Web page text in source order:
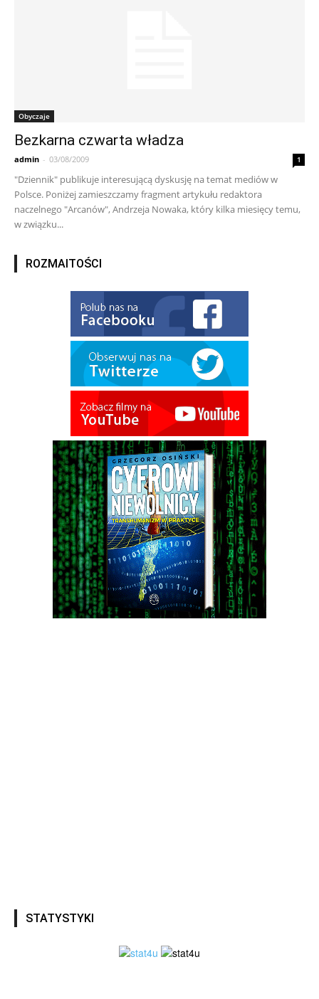
Obyczaje
Bezkarna czwarta władza
admin - 03/08/2009 1
"Dziennik" publikuje interesującą dyskusję na temat mediów w
Polsce. Poniżej zamieszczamy fragment artykułu redaktora
naczelnego "Arcanów", Andrzeja Nowaka, który kilka miesięcy temu,
w związku...
ROZMAITOŚCI
STATYSTYKI